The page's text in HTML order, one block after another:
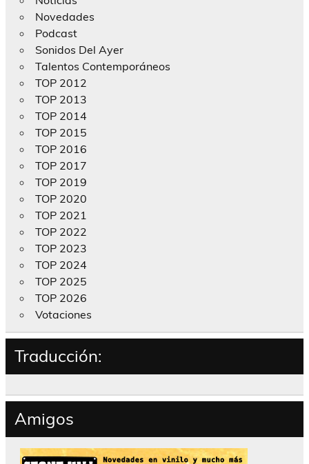
Novedades
Podcast
Sonidos Del Ayer
Talentos Contemporáneos
TOP 2012
TOP 2013
TOP 2014
TOP 2015
TOP 2016
TOP 2017
TOP 2019
TOP 2020
TOP 2021
TOP 2022
TOP 2023
TOP 2024
TOP 2025
TOP 2026
Votaciones
Traducción:
Amigos